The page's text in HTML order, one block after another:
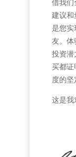
借我们
建议和
是您
友。体
投资潜
买都证
度的坚
这是我